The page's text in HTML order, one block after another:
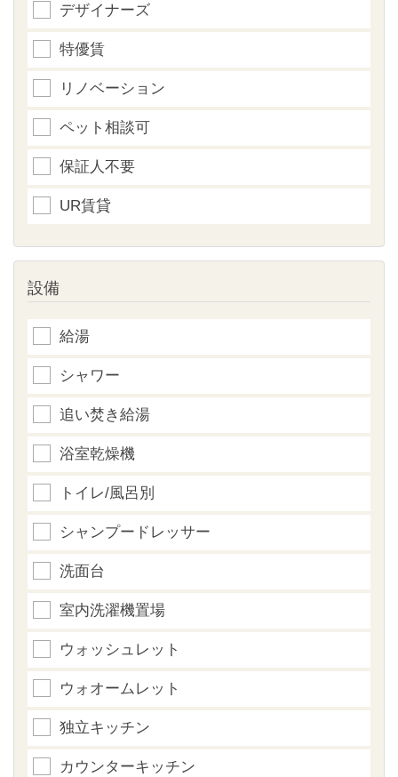
デザイナーズ
特優賃
リノベーション
ペット相談可
保証人不要
UR賃貸
設備
給湯
シャワー
追い焚き給湯
浴室乾燥機
トイレ/風呂別
シャンプードレッサー
洗面台
室内洗濯機置場
ウォッシュレット
ウォオームレット
独立キッチン
カウンターキッチン